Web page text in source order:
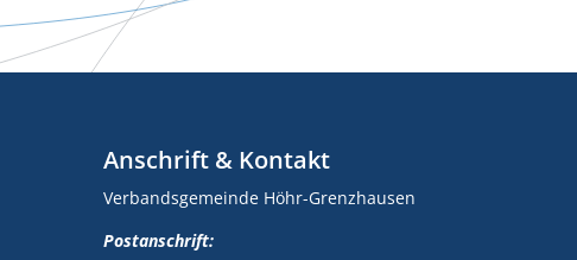
Anschrift & Kontakt
Verbandsgemeinde Höhr-Grenzhausen
Postanschrift: